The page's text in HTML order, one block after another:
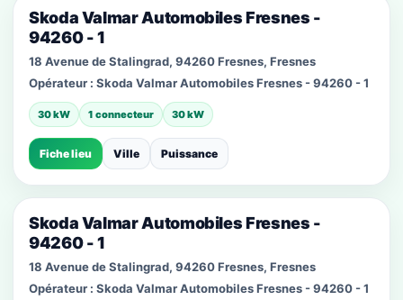
Skoda Valmar Automobiles Fresnes -
94260 - 1
18 Avenue de Stalingrad, 94260 Fresnes, Fresnes
Opérateur : Skoda Valmar Automobiles Fresnes - 94260 - 1
30 kW 1 connecteur 30 kW
Fiche lieu Ville Puissance
Skoda Valmar Automobiles Fresnes -
94260 - 1
18 Avenue de Stalingrad, 94260 Fresnes, Fresnes
Opérateur : Skoda Valmar Automobiles Fresnes - 94260 - 1